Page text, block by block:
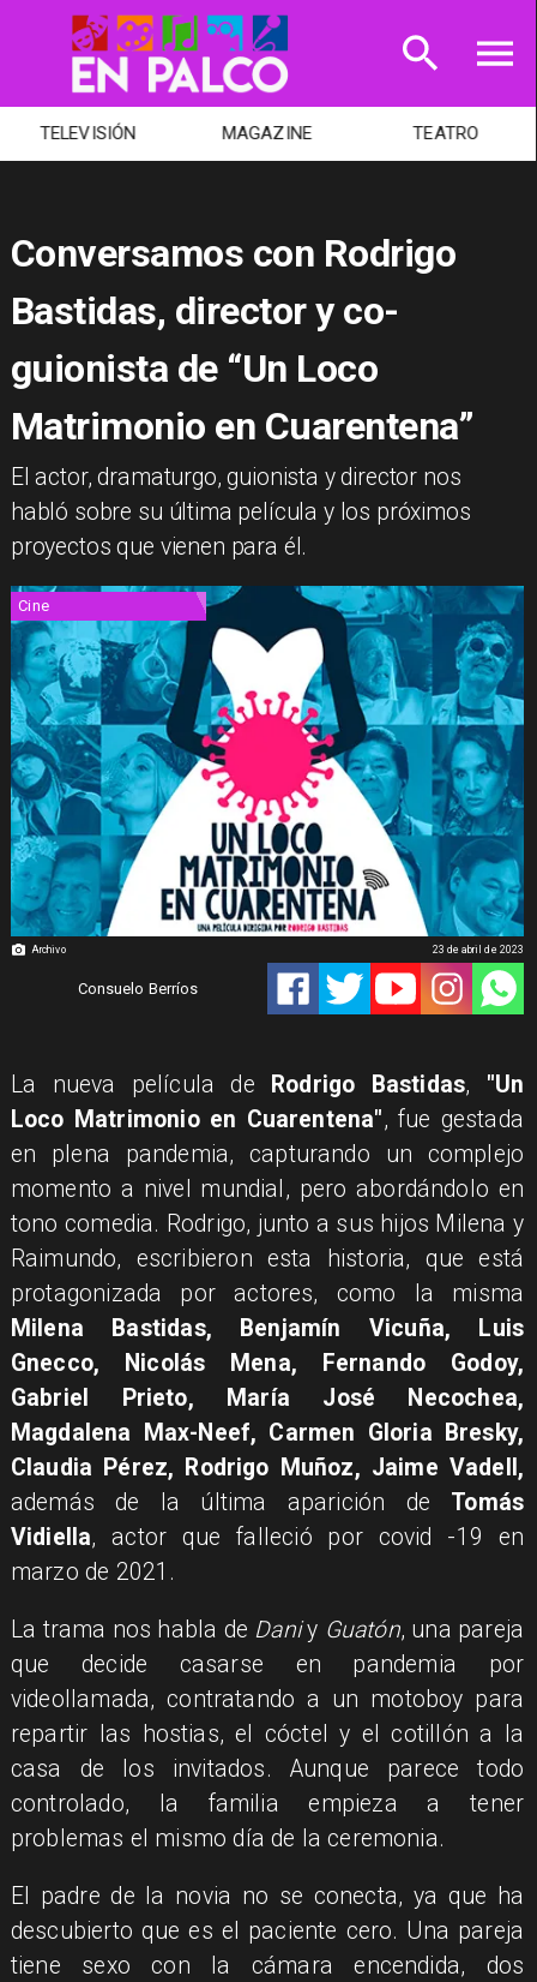
TELEVISIÓN MAGAZINE TEATRO
Conversamos con Rodrigo
Bastidas, director y co-
guionista de “Un Loco
Matrimonio en Cuarentena”
El actor, dramaturgo, guionista y director nos
habló sobre su última película y los próximos
proyectos que vienen para él.
Archivo
Cine
Consuelo Berríos
23 de abril de 2023
La nueva película de Rodrigo Bastidas, "Un
Loco Matrimonio en Cuarentena", fue gestada
en plena pandemia, capturando un complejo
momento a nivel mundial, pero abordándolo en
tono comedia. Rodrigo, junto a sus hijos Milena y
Raimundo, escribieron esta historia, que está
protagonizada por actores, como la misma
Milena Bastidas, Benjamín Vicuña, Luis
Gnecco, Nicolás Mena, Fernando Godoy,
Gabriel Prieto, María José Necochea,
Magdalena Max-Neef, Carmen Gloria Bresky,
Claudia Pérez, Rodrigo Muñoz, Jaime Vadell,
además de la última aparición de Tomás
Vidiella, actor que falleció por covid -19 en
marzo de 2021.
La trama nos habla de Daniy Guatón, una pareja
que decide casarse en pandemia por
videollamada, contratando a un motoboy para
repartir las hostias, el cóctel y el cotillón a la
casa de los invitados. Aunque parece todo
controlado, la familia empieza a tener
problemas el mismo día de la ceremonia.
El padre de la novia no se conecta, ya que ha
descubierto que es el paciente cero. Una pareja
tiene sexo con la cámara encendida, dos